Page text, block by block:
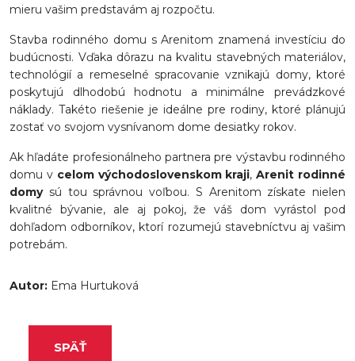
mieru vašim predstavám aj rozpočtu.
Stavba rodinného domu s Arenitom znamená investíciu do
budúcnosti. Vďaka dôrazu na kvalitu stavebných materiálov,
technológií a remeselné spracovanie vznikajú domy, ktoré
poskytujú dlhodobú hodnotu a minimálne prevádzkové
náklady. Takéto riešenie je ideálne pre rodiny, ktoré plánujú
zostať vo svojom vysnívanom dome desiatky rokov.
Ak hľadáte profesionálneho partnera pre výstavbu rodinného
domu v celom východoslovenskom kraji,Arenit rodinné
domysú tou správnou voľbou. S Arenitom získate nielen
kvalitné bývanie, ale aj pokoj, že váš dom vyrástol pod
dohľadom odborníkov, ktorí rozumejú stavebníctvu aj vašim
potrebám.
Autor: Ema Hurtuková
SPÄŤ